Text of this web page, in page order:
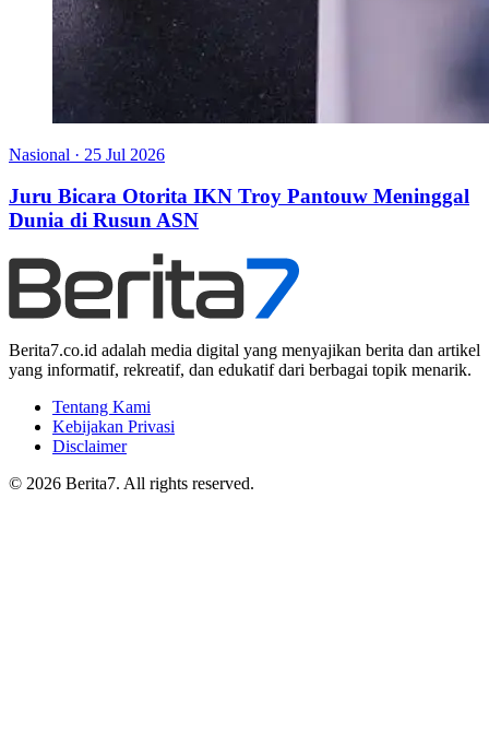
Nasional · 25 Jul 2026
Juru Bicara Otorita IKN Troy Pantouw Meninggal
Dunia di Rusun ASN
Berita7.co.id adalah media digital yang menyajikan berita dan artikel
yang informatif, rekreatif, dan edukatif dari berbagai topik menarik.
Tentang Kami
Kebijakan Privasi
Disclaimer
© 2026 Berita7. All rights reserved.